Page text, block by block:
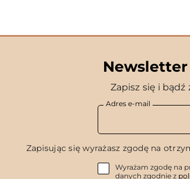
Zapisz się i
Adres e-mail
Zapisując się wyrażasz zgodę na
Wyrażam zgodę na
danych zgodnie z